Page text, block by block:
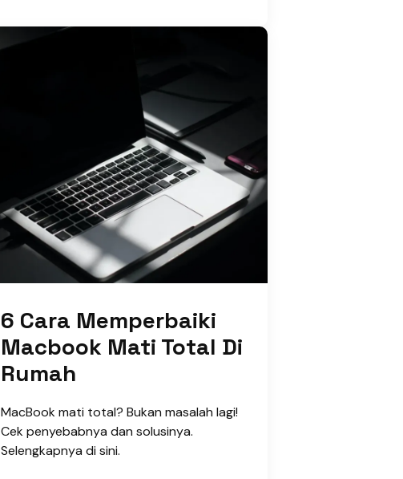
6 Cara Memperbaiki
Macbook Mati Total Di
Rumah
MacBook mati total? Bukan masalah lagi!
Cek penyebabnya dan solusinya.
Selengkapnya di sini.